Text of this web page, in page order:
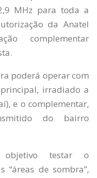
MHz para toda a
da Anatel
complementar
poderá operar com
irradiado a
e o complementar,
do bairro
testar o
“áreas de sombra”,